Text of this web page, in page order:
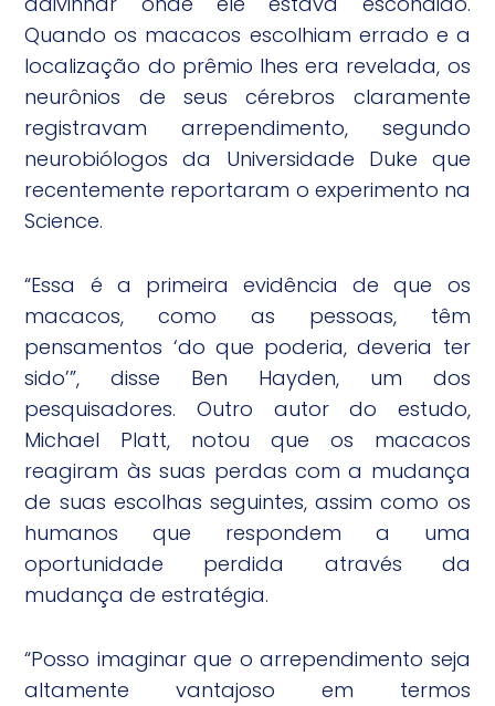
Quando os macacos escolhiam errado e a
localização do prêmio lhes era revelada, os
neurônios de seus cérebros claramente
registravam arrependimento, segundo
neurobiólogos da Universidade Duke que
recentemente reportaram o experimento na
Science.
“Essa é a primeira evidência de que os
macacos, como as pessoas, têm
pensamentos ‘do que poderia, deveria ter
sido’”, disse Ben Hayden, um dos
pesquisadores. Outro autor do estudo,
Michael Platt, notou que os macacos
reagiram às suas perdas com a mudança
de suas escolhas seguintes, assim como os
humanos que respondem a uma
oportunidade perdida através da
mudança de estratégia.
“Posso imaginar que o arrependimento seja
altamente vantajoso em termos